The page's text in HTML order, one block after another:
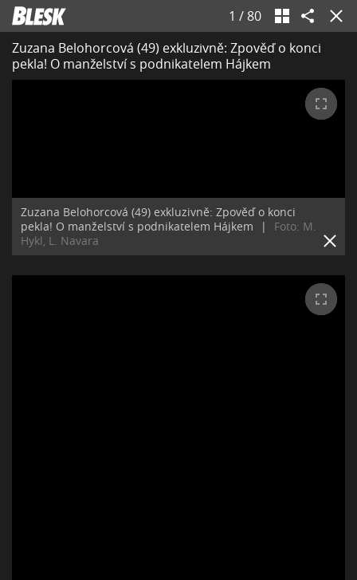
1 / 80
Zuzana Belohorcová (49) exkluzivně: Zpověď o konci
pekla! O manželství s podnikatelem Hájkem
Zuzana Belohorcová (49) exkluzivně: Zpověď o konci
pekla! O manželství s podnikatelem Hájkem
|
Foto: M.
Hykl, L. Navara